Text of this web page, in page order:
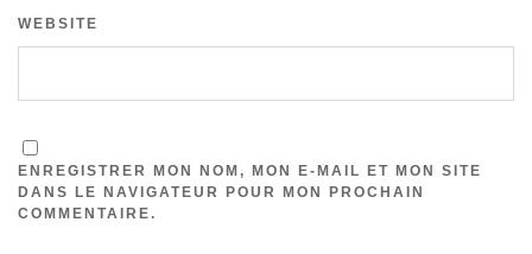
WEBSITE
ENREGISTRER MON NOM, MON E-MAIL ET MON SITE
DANS LE NAVIGATEUR POUR MON PROCHAIN
COMMENTAIRE.